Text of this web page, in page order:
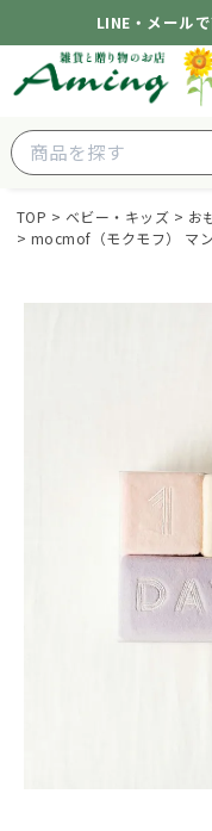
LINE・メール
TOP ベビー・キッズ お
mocmof（モクモフ） マ